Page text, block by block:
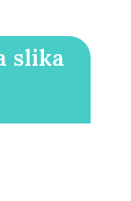
slika